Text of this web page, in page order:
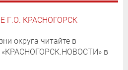
Г.О. КРАСНОГОРСК
округа читайте в
«КРАСНОГОРСК.НОВОСТИ» в